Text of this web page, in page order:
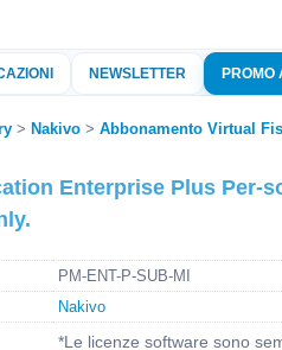
nome
NEWSLETTER PROMO
Nakivo Abbonamento Virtual
Enterprise Plus Per-
PM-ENT-P-SUB-MI
Nakivo
*Le licenze software sono